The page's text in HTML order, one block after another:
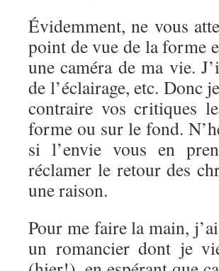
Évidemment, ne vous
point de vue de la forme
une caméra de ma vie.
de l’éclairage, etc. Donc
contraire vos critiques
forme ou sur le fond.
si l’envie vous en
réclamer le retour des
une raison.
Pour me faire la main,
un romancier dont je